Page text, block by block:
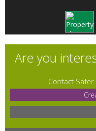
Are you
Contact